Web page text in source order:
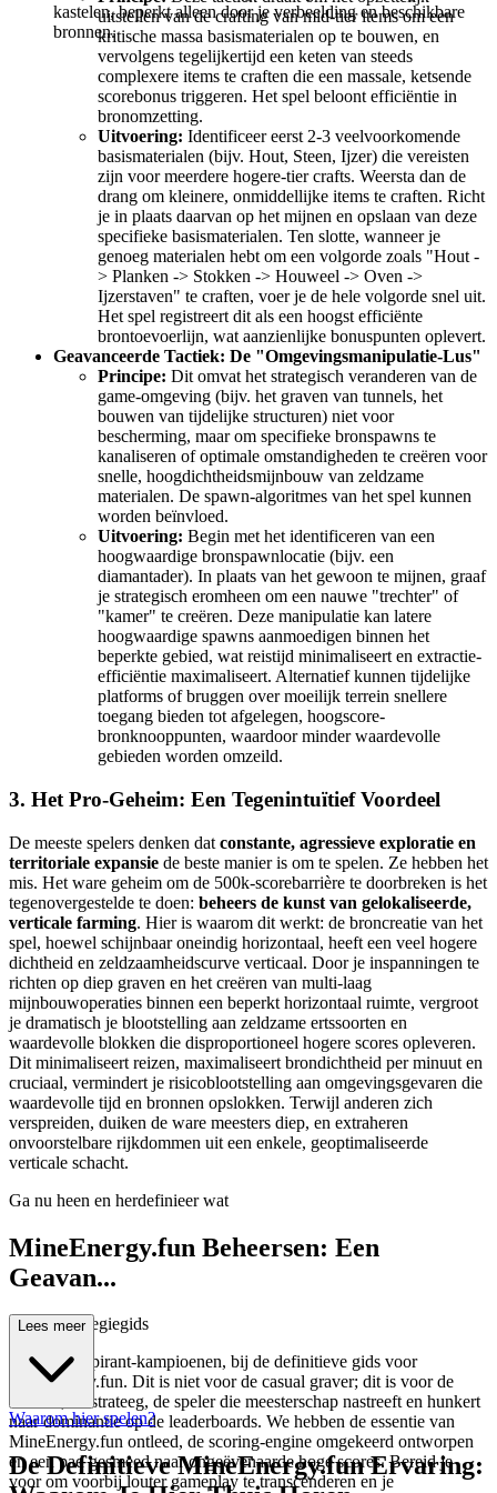
kastelen, beperkt alleen door je verbeelding en beschikbare
bronnen.
uitstellen van de crafting van mid-tier items om een
kritische massa basismaterialen op te bouwen, en
vervolgens tegelijkertijd een keten van steeds
complexere items te craften die een massale, ketsende
scorebonus triggeren. Het spel beloont efficiëntie in
bronomzetting.
Uitvoering: Identificeer eerst 2-3 veelvoorkomende
basismaterialen (bijv. Hout, Steen, Ijzer) die vereisten
zijn voor meerdere hogere-tier crafts. Weersta dan de
drang om kleinere, onmiddellijke items te craften. Richt
je in plaats daarvan op het mijnen en opslaan van deze
specifieke basismaterialen. Ten slotte, wanneer je
genoeg materialen hebt om een volgorde zoals "Hout -
> Planken -> Stokken -> Houweel -> Oven ->
Ijzerstaven" te craften, voer je de hele volgorde snel uit.
Het spel registreert dit als een hoogst efficiënte
brontoevoerlijn, wat aanzienlijke bonuspunten oplevert.
Geavanceerde Tactiek: De "Omgevingsmanipulatie-Lus"
Principe: Dit omvat het strategisch veranderen van de
game-omgeving (bijv. het graven van tunnels, het
bouwen van tijdelijke structuren) niet voor
bescherming, maar om specifieke bronspawns te
kanaliseren of optimale omstandigheden te creëren voor
snelle, hoogdichtheidsmijnbouw van zeldzame
materialen. De spawn-algoritmes van het spel kunnen
worden beïnvloed.
Uitvoering: Begin met het identificeren van een
hoogwaardige bronspawnlocatie (bijv. een
diamantader). In plaats van het gewoon te mijnen, graaf
je strategisch eromheen om een nauwe "trechter" of
"kamer" te creëren. Deze manipulatie kan latere
hoogwaardige spawns aanmoedigen binnen het
beperkte gebied, wat reistijd minimaliseert en extractie-
efficiëntie maximaliseert. Alternatief kunnen tijdelijke
platforms of bruggen over moeilijk terrein snellere
toegang bieden tot afgelegen, hoogscore-
bronknooppunten, waardoor minder waardevolle
gebieden worden omzeild.
3. Het Pro-Geheim: Een Tegenintuïtief Voordeel
De meeste spelers denken dat constante, agressieve exploratie en
territoriale expansie de beste manier is om te spelen. Ze hebben het
mis. Het ware geheim om de 500k-scorebarrière te doorbreken is het
tegenovergestelde te doen: beheers de kunst van gelokaliseerde,
verticale farming. Hier is waarom dit werkt: de broncreatie van het
spel, hoewel schijnbaar oneindig horizontaal, heeft een veel hogere
dichtheid en zeldzaamheidscurve verticaal. Door je inspanningen te
richten op diep graven en het creëren van multi-laag
mijnbouwoperaties binnen een beperkt horizontaal ruimte, vergroot
je dramatisch je blootstelling aan zeldzame ertssoorten en
waardevolle blokken die disproportioneel hogere scores opleveren.
Dit minimaliseert reizen, maximaliseert brondichtheid per minuut en
cruciaal, vermindert je risicoblootstelling aan omgevingsgevaren die
waardevolle tijd en bronnen opslokken. Terwijl anderen zich
verspreiden, duiken de ware meesters diep, en extraheren
onvoorstelbare rijkdommen uit een enkele, geoptimaliseerde
verticale schacht.
Ga nu heen en herdefinieer wat
MineEnergy.fun Beheersen: Een
Geavan...
ceerde Strategiegids
Welkom, aspirant-kampioenen, bij de definitieve gids voor
MineEnergy.fun. Dit is niet voor de casual graver; dit is voor de
tacticus, de strateeg, de speler die meesterschap nastreeft en hunkert
naar dominantie op de leaderboards. We hebben de essentie van
MineEnergy.fun ontleed, de scoring-engine omgekeerd ontworpen
en een pad gesmeed naar ongeëvenaarde hoge scores. Bereid je
voor om voorbij louter gameplay te transcenderen en je
Lees meer
Waarom hier spelen?
De Definitieve MineEnergy.fun Ervaring: